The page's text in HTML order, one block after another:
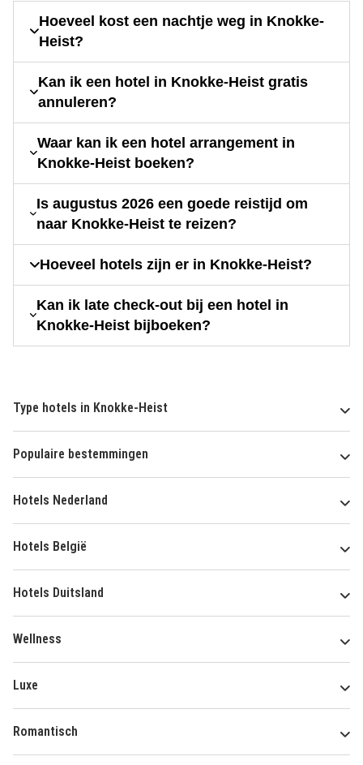
Hoeveel kost een nachtje weg in Knokke-
Heist?
Kan ik een hotel in Knokke-Heist gratis
annuleren?
Waar kan ik een hotel arrangement in
Knokke-Heist boeken?
Is augustus 2026 een goede reistijd om
naar Knokke-Heist te reizen?
Hoeveel hotels zijn er in Knokke-Heist?
Kan ik late check-out bij een hotel in
Knokke-Heist bijboeken?
Type hotels in Knokke-Heist
Populaire bestemmingen
Hotels Nederland
Hotels België
Hotels Duitsland
Wellness
Luxe
Romantisch